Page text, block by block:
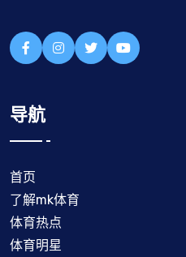
导航
首页
了解mk体育
体育热点
体育明星